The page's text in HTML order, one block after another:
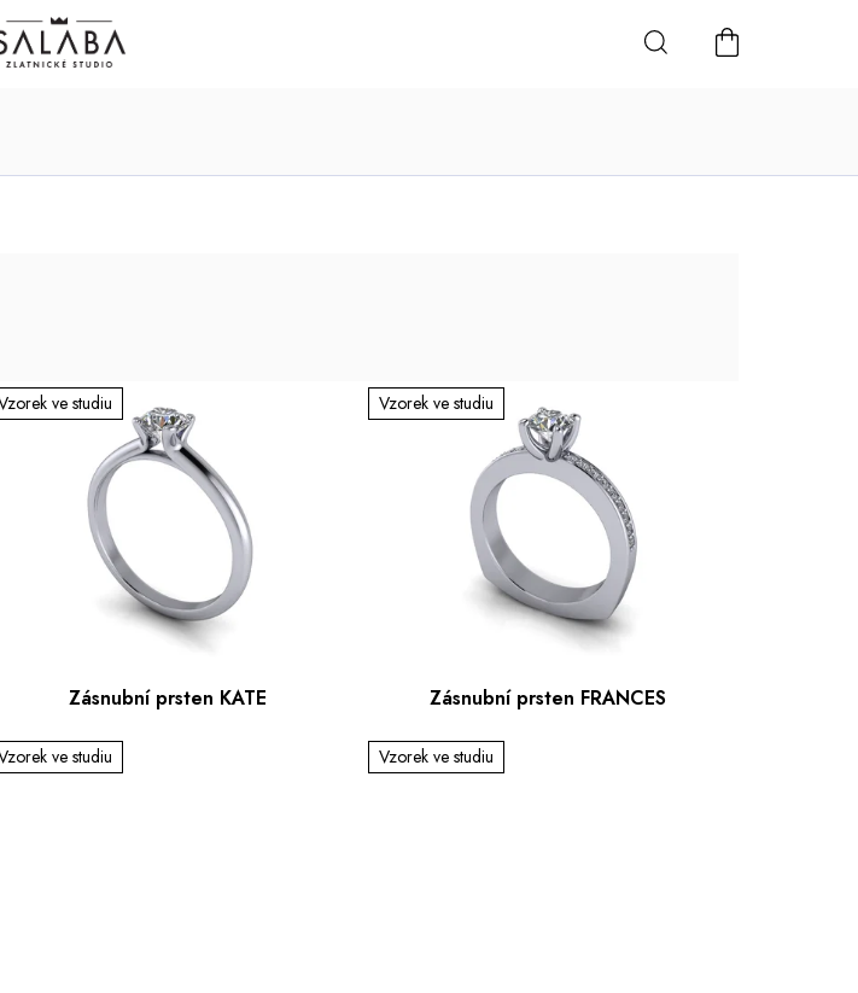
NÁKUPNÍ
ve studiu
Zásnubní prsten KATE
Vzorek ve studiu
Zásnubní prsten FRANCES
ve studiu Vzorek ve studiu